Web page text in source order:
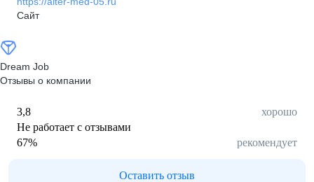
Сайт
Dream Job
Отзывы о компании
3,8
хорошо
Не работает с отзывами
67% рекомендует
Оставить отзыв